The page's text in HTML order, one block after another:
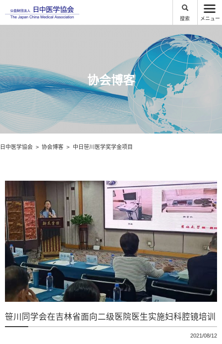
搜索 メニュー
协会博客
日中医学協会 协会博客 中日笹川医学奖学金项目
笹川同学会在吉林省面向二级医院医生实施妇科腔镜培训
2021/08/12